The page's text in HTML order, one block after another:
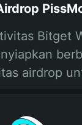
Bitget
airdrop